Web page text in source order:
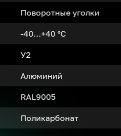
Поворотные уголки
-40…+40 °С
У2
Алюминий
RAL9005
Поликарбонат